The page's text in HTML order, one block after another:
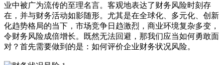
业中被广为流传的至理名言。客观地表达了财务风险时刻存
在，并与财务活动如影随形。尤其是在全球化、多元化、创新
化趋势格局的当下，市场竞争日趋激烈，商业环境复杂多变，
令财务风险成倍增长。既然无法回避，那我们应当如何勇敢面
对？首先需要做到的是：如何评价企业财务状况风险。